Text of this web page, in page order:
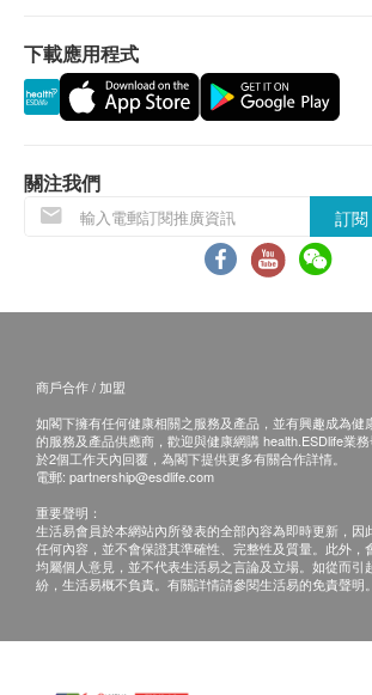
小便血
小便酸鹼度
小便蛋白質
小便尿膽素
小便白血球
小便紅血球
小便細菌
小便黏液
小便清濁度
小便顏色
WBC白血球
乙型肝炎檢查
乙型肝炎表面抗體
腎功能組合
組合包括：鈉、鉀、氯化物、重碳酸鹽、
酐、腎小球濾過率、尿素
水痘抗體
檢測水痘抗體，確認免疫狀態。
星期一至五︰上午9時至下午5時
星期六︰上午9時至下午1時
(1) 親身聽取報告：親身或授權親友前往
(2) 電話講解報告：親身或授權親友自取
(3) 電話講解報告：如選擇以郵寄報
(客人需自行承擔郵寄報告之風險。)
星期六︰上午9時至下午1時
客人必須於預約當天出示身份證明
確認信以確認身份。
訂購一經確認，不可更改已訂購之
下載應用程式
關注我們
訂閱
商戶合作 / 加盟
如閣下擁有任何健康相關之服務及產品，並有興趣成為健
的服務及產品供應商，歡迎與健康網購 health.ESDlife業
於2個工作天內回覆，為閣下提供更多有關合作詳情。
電郵: partnership@esdlife.com
重要聲明：
生活易會員於本網站內所發表的全部內容為即時更新，因
任何內容，並不會保證其準確性、完整性及質量。此外，
均屬個人意見，並不代表生活易之言論及立場。如從而引
紛，生活易概不負責。有關詳情請參閱生活易的免責聲明。